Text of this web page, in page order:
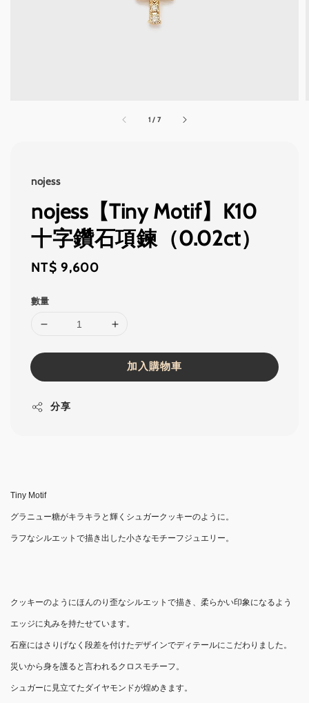
1 / 7
nojess
nojess【Tiny Motif】K10
十字鑽石項鍊（0.02ct）
Regular
NT$ 9,600
數量
加入購物車
分享
Tiny Motif
グラニュー糖がキラキラと輝くシュガークッキーのように。
ラフなシルエットで描き出した小さなモチーフジュエリー。
クッキーのようにほんのり歪なシルエットで描き、柔らかい印象になるよう
エッジに丸みを持たせています。
石座にはさりげなく段差を付けたデザインでディテールにこだわりました。
災いから身を護ると言われるクロスモチーフ。
シュガーに見立てたダイヤモンドが煌めきます。